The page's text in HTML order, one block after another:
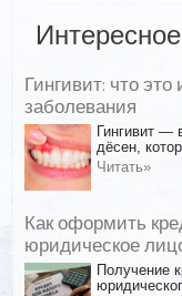
Интересное
Гингивит: что
заболевания
Гингивит —
дёсен,
Читать»
Как оформить
юридическое
Получение